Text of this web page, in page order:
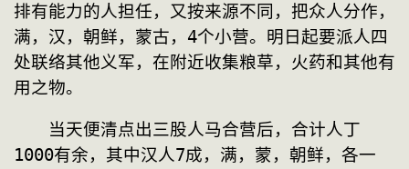
排有能力的人担任，又按来源不同，把众人分作，
满，汉，朝鲜，蒙古，4个小营。明日起要派人四
处联络其他义军，在附近收集粮草，火药和其他有
用之物。
当天便清点出三股人马合营后，合计人丁
1000有余，其中汉人7成，满，蒙，朝鲜，各一